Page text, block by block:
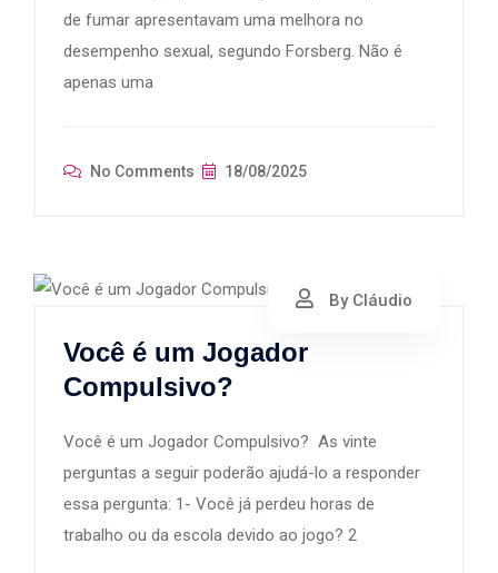
de fumar apresentavam uma melhora no
desempenho sexual, segundo Forsberg. Não é
apenas uma
No Comments 18/08/2025
By Cláudio
Você é um Jogador
Compulsivo?
Você é um Jogador Compulsivo? As vinte
perguntas a seguir poderão ajudá-lo a responder
essa pergunta: 1- Você já perdeu horas de
trabalho ou da escola devido ao jogo? 2